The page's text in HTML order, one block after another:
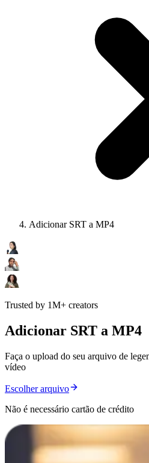
Adicionar SRT a MP4
Trusted by 1M+ creators
Adicionar SRT a MP4
Faça o upload do seu arquivo de
vídeo
Escolher arquivo
Não é necessário cartão de crédito